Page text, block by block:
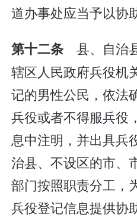
道办事处应当予以协
第十二条 县、自治
辖区人民政府兵役机
记的男性公民，依法
兵役或者不得服兵役
息中注明，并出具兵
治县、不设区的市、
部门按照职责分工，
兵役登记信息提供协